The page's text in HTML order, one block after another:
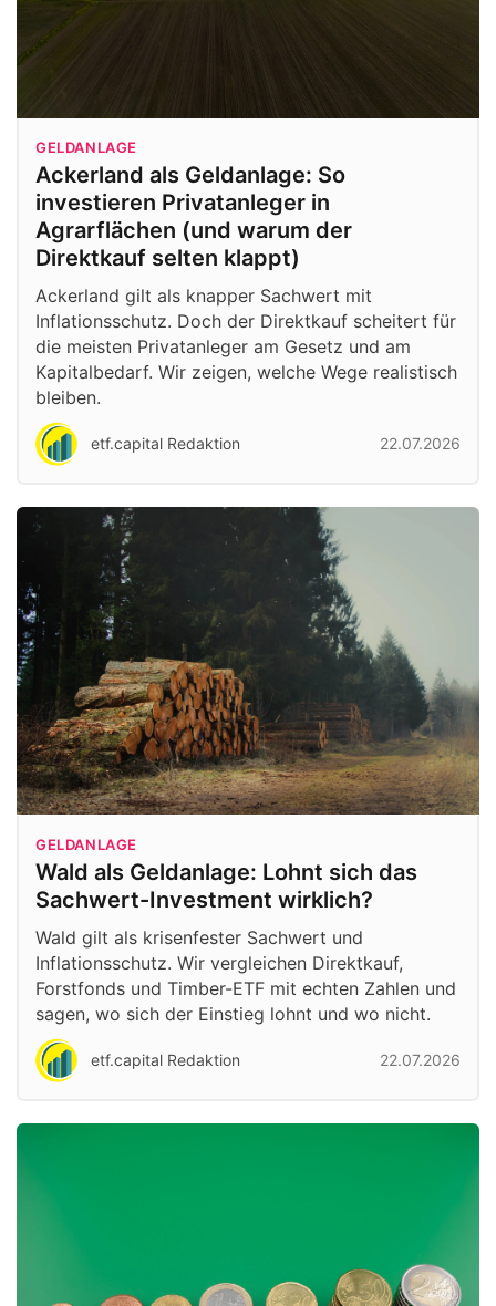
GELDANLAGE
Ackerland als Geldanlage: So
investieren Privatanleger in
Agrarflächen (und warum der
Direktkauf selten klappt)
Ackerland gilt als knapper Sachwert mit
Inflationsschutz. Doch der Direktkauf scheitert für
die meisten Privatanleger am Gesetz und am
Kapitalbedarf. Wir zeigen, welche Wege realistisch
bleiben.
etf.capital Redaktion 22.07.2026
GELDANLAGE
Wald als Geldanlage: Lohnt sich das
Sachwert-Investment wirklich?
Wald gilt als krisenfester Sachwert und
Inflationsschutz. Wir vergleichen Direktkauf,
Forstfonds und Timber-ETF mit echten Zahlen und
sagen, wo sich der Einstieg lohnt und wo nicht.
etf.capital Redaktion 22.07.2026